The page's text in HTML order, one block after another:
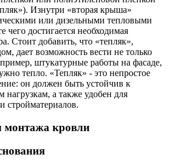
Изнутри «вторая крыша»
или дизельными тепловыми
чего достигается необходимая
Стоит добавить, что «тепляк»,
дает возможность вести не только
штукатурные работы на фасаде,
тепло. «Тепляк» - это непростое
он должен быть устойчив к
а также удобен для
стройматериалов.
монтажа кровли